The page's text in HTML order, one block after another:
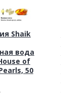
Shaik
вода
of
50